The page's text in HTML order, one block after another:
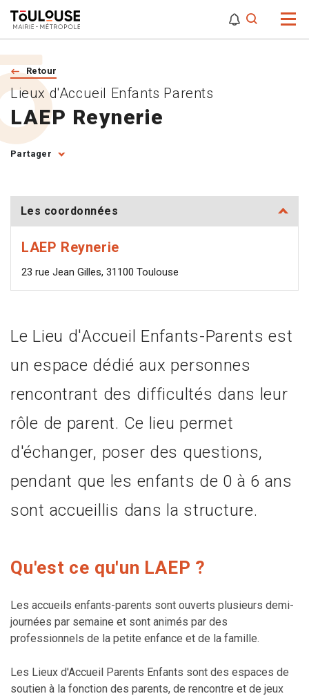
Retour
LAEP Reynerie
Lieux d'Accueil Enfants Parents
Partager
Les coordonnées
LAEP Reynerie
23 rue Jean Gilles, 31100 Toulouse
Le Lieu d'Accueil Enfants-Parents est
un espace dédié aux personnes
rencontrant des difficultés dans leur
rôle de parent. Ce lieu permet
d'échanger, poser des questions,
pendant que les enfants de 0 à 6 ans
sont accueillis dans la structure.
Qu'est ce qu'un LAEP ?
Les accueils enfants-parents sont ouverts plusieurs demi-
journées par semaine et sont animés par des
professionnels de la petite enfance et de la famille.
Les Lieux d'Accueil Parents Enfants sont des espaces de
soutien à la fonction des parents, de rencontre et de jeux